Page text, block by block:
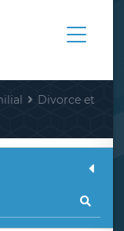
Divorce et